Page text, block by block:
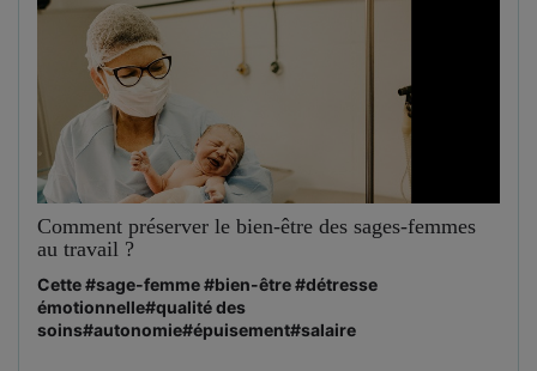
Comment préserver le bien-être des sages-femmes
au travail ?
Cette#sage-femme#bien-être#détresse
émotionnelle#qualité des
soins#autonomie#épuisement#salaire